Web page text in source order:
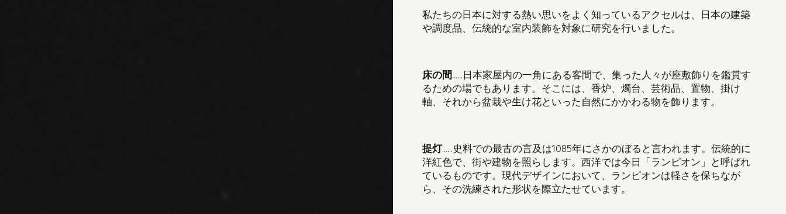
私たちの日本に対する熱い思いをよく知っているアクセルは、日本の建築
や調度品、伝統的な室内装飾を対象に研究を行いました。
床の間……日本家屋内の一角にある客間で、集った人々が座敷飾りを鑑賞す
るための場でもあります。 そこには、香炉、燭台、芸術品、置物、掛け
軸、それから盆栽や生け花といった自然にかかわる物を飾ります。
提灯……史料での最古の言及は1085年にさかのぼると言われます。伝統的に
洋紅色で、街や建物を照らします。西洋では今日「ランピオン」と呼ばれ
ているものです。現代デザインにおいて、ランピオンは軽さを保ちなが
ら、その洗練された形状を際立たせています。